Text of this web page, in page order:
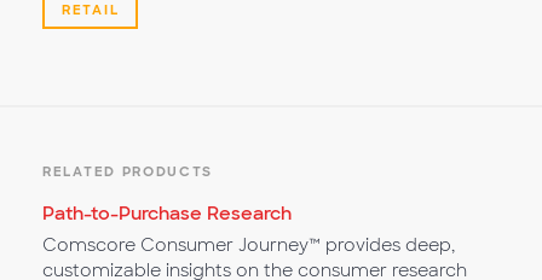
RETAIL
RELATED PRODUCTS
Path-to-Purchase Research
Comscore Consumer Journey™ provides deep,
customizable insights on the consumer research